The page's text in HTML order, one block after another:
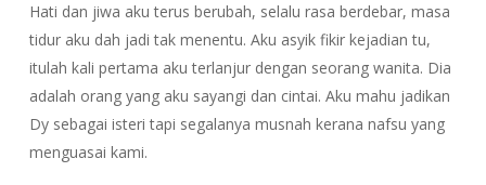
Hati dan jiwa aku terus berubah, selalu rasa berdebar, masa
tidur aku dah jadi tak menentu. Aku asyik fikir kejadian tu,
itulah kali pertama aku terlanjur dengan seorang wanita. Dia
adalah orang yang aku sayangi dan cintai. Aku mahu jadikan
Dy sebagai isteri tapi segalanya musnah kerana nafsu yang
menguasai kami.